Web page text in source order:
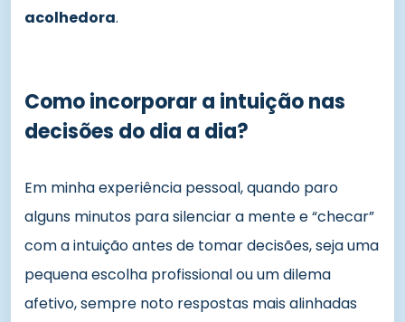
acolhedora.
Como incorporar a intuição nas
decisões do dia a dia?
Em minha experiência pessoal, quando paro
alguns minutos para silenciar a mente e “checar”
com a intuição antes de tomar decisões, seja uma
pequena escolha profissional ou um dilema
afetivo, sempre noto respostas mais alinhadas